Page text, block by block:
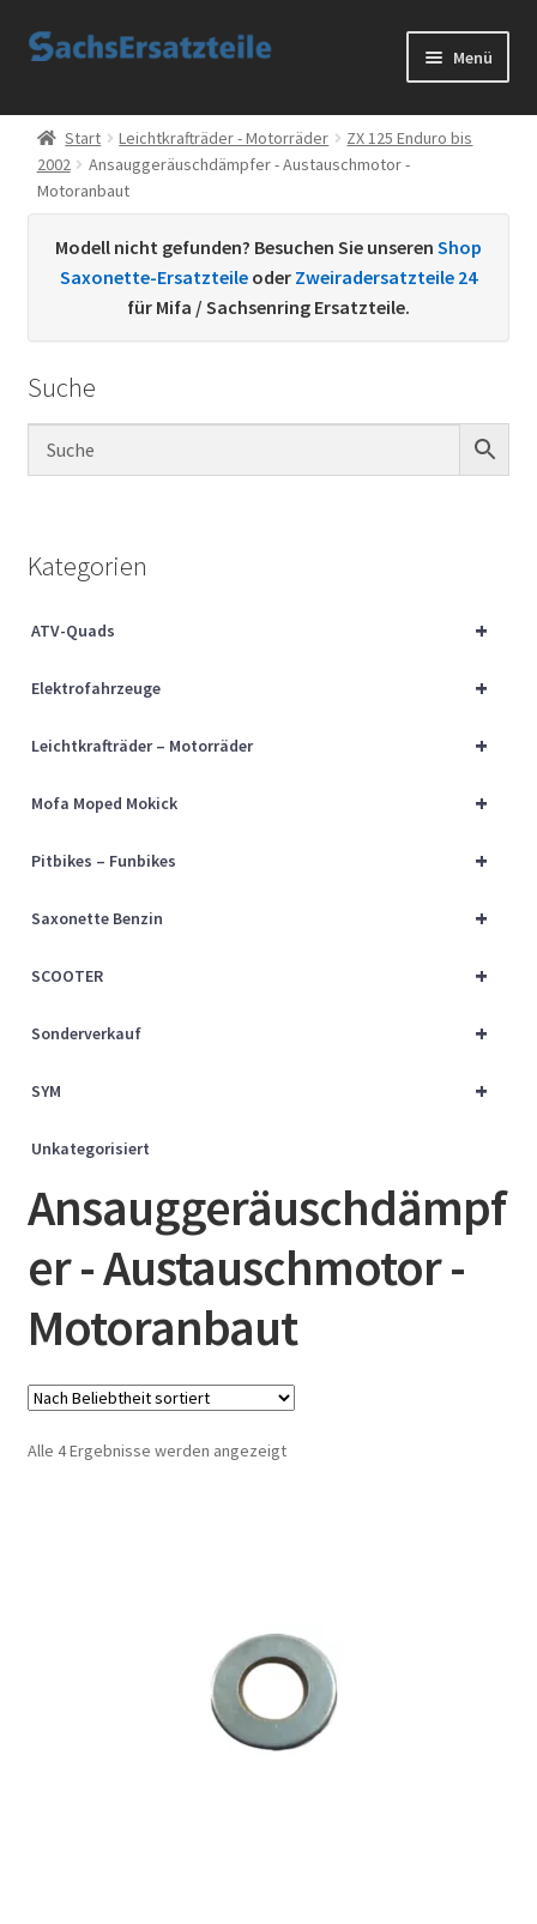
Zur
Zum
Menü
Start
AGB
Datenschutzerklärung
Sachs Ersatzteile
Über uns
Vertrag widerrufen
Widerrufsbelehrung
Cart
Checkout
Start Leichtkrafträder - Motorräder
ZX 125 Enduro bis
2002
Ansauggeräuschdämpfer - Austauschmotor -
Motoranbaut
Modell nicht gefunden? Besuchen Sie unseren Shop
Saxonette-Ersatzteile oder Zweiradersatzteile 24
für Mifa / Sachsenring Ersatzteile.
Suche
Kategorien
+
ATV-Quads
+
Elektrofahrzeuge
+
Leichtkrafträder – Motorräder
+
Mofa Moped Mokick
+
Pitbikes – Funbikes
+
Saxonette Benzin
+
SCOOTER
+
Sonderverkauf
+
SYM
Unkategorisiert
Ansauggeräuschdämpf
er - Austauschmotor -
Motoranbaut
Alle 4 Ergebnisse werden angezeigtNach